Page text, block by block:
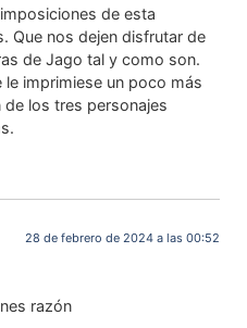
de esta
Que nos dejen disfrutar de
de Jago tal y como son.
le imprimiese un poco más
de los tres personajes
28 de febrero de 2024 a las 00:52
razón